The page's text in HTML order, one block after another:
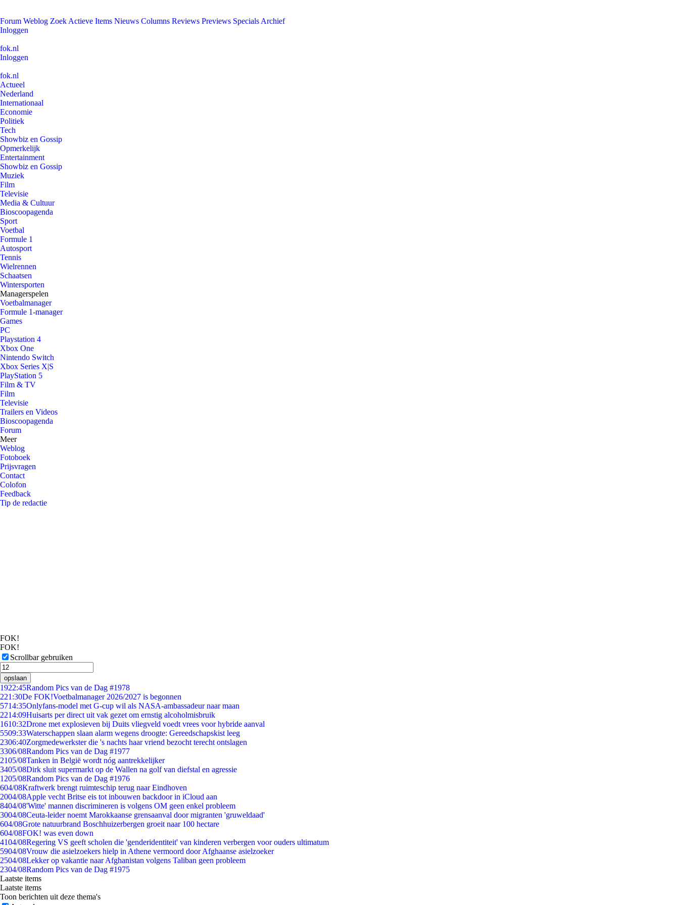
Forum Weblog Zoek Actieve Items Nieuws Columns Reviews Previews Specials Archief
Inloggen
fok.nl
Inloggen
fok.nl
Actueel
Nederland
Internationaal
Economie
Politiek
Tech
Showbiz en Gossip
Opmerkelijk
Entertainment
Showbiz en Gossip
Muziek
Film
Televisie
Media & Cultuur
Bioscoopagenda
Sport
Voetbal
Formule 1
Autosport
Tennis
Wielrennen
Schaatsen
Wintersporten
Managerspelen
Voetbalmanager
Formule 1-manager
Games
PC
Playstation 4
Xbox One
Nintendo Switch
Xbox Series X|S
PlayStation 5
Film & TV
Film
Televisie
Trailers en Videos
Bioscoopagenda
Forum
Meer
Weblog
Fotoboek
Prijsvragen
Contact
Colofon
Feedback
Tip de redactie
FOK!
FOK!
Scrollbar gebruiken
opslaan
1922:45Random Pics van de Dag #1978
221:30De FOK!Voetbalmanager 2026/2027 is begonnen
5714:35Onlyfans-model met G-cup wil als NASA-ambassadeur naar maan
2214:09Huisarts per direct uit vak gezet om ernstig alcoholmisbruik
1610:32Drone met explosieven bij Duits vliegveld voedt vrees voor hybride aanval
5509:33Waterschappen slaan alarm wegens droogte: Gereedschapskist leeg
2306:40Zorgmedewerkster die 's nachts haar vriend bezocht terecht ontslagen
3306/08Random Pics van de Dag #1977
2105/08Tanken in België wordt nóg aantrekkelijker
3405/08Dirk sluit supermarkt op de Wallen na golf van diefstal en agressie
1205/08Random Pics van de Dag #1976
604/08Kraftwerk brengt ruimteschip terug naar Eindhoven
2004/08Apple vecht Britse eis tot inbouwen backdoor in iCloud aan
8404/08'Witte' mannen discrimineren is volgens OM geen enkel probleem
3004/08Ceuta-leider noemt Marokkaanse grensaanval door migranten 'gruweldaad'
604/08Grote natuurbrand Boschhuizerbergen groeit naar 100 hectare
604/08FOK! was even down
4104/08Regering VS geeft scholen die 'genderidentiteit' van kinderen verbergen voor ouders ultimatum
5904/08Vrouw die asielzoekers hielp in Athene vermoord door Afghaanse asielzoeker
2504/08Lekker op vakantie naar Afghanistan volgens Taliban geen probleem
2304/08Random Pics van de Dag #1975
Laatste items
Laatste items
Toon berichten uit deze thema's